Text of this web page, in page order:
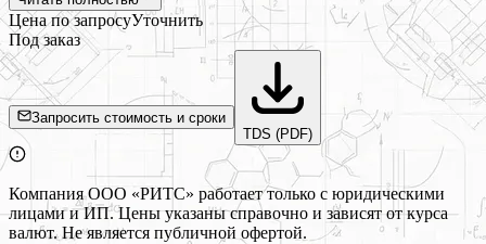
Цена по запросуУточнить
Под заказ
Запросить стоимость и сроки
TDS (PDF)
Компания ООО «РИТС» работает только с юридическими
лицами и ИП. Цены указаны справочно и зависят от курса
валют. Не является публичной офертой.